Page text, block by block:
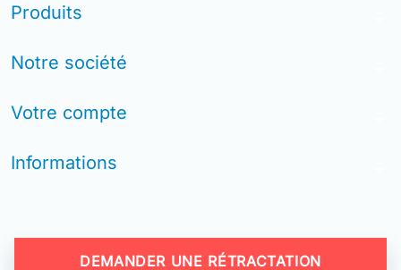
Produits
Notre société
Votre compte
Informations
DEMANDER UNE RÉTRACTATION